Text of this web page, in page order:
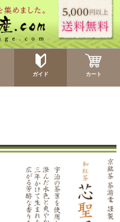
ガイド カート